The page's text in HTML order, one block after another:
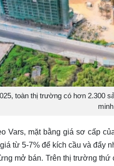
toàn thị trường có hơn 2.300
Vars, mặt bằng giá sơ cấp
từ 5-7% để kích cầu và đẩy
mở bán. Trên thị trường thứ